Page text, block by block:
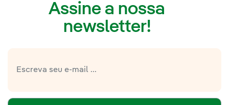
Assine a nossa
newsletter!